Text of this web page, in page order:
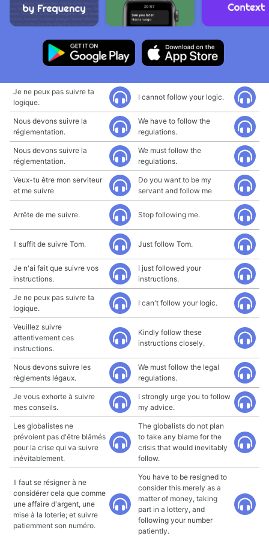
Je ne peux pas suivre ta
logique.
I cannot follow your logic.
Nous devons suivre la
réglementation.
We have to follow the
regulations.
Nous devons suivre la
réglementation.
We must follow the
regulations.
Veux-tu être mon serviteur
et me suivre
Do you want to be my
servant and follow me
Arrête de me suivre. Stop following me.
Il suffit de suivre Tom. Just follow Tom.
Je n'ai fait que suivre vos
instructions.
I just followed your
instructions.
Je ne peux pas suivre ta
logique.
I can't follow your logic.
Veuillez suivre
attentivement ces
instructions.
Kindly follow these
instructions closely.
Nous devons suivre les
règlements légaux.
We must follow the legal
regulations.
Je vous exhorte à suivre
mes conseils.
I strongly urge you to follow
my advice.
Les globalistes ne
prévoient pas d'être blâmés
pour la crise qui va suivre
inévitablement.
The globalists do not plan
to take any blame for the
crisis that would inevitably
follow.
Il faut se résigner à ne
considérer cela que comme
une affaire d'argent, une
mise à la loterie; et suivre
patiemment son numéro.
You have to be resigned to
consider this merely as a
matter of money, taking
part in a lottery, and
following your number
patiently.